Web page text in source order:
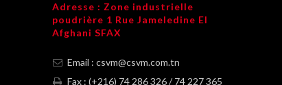
Adresse : Zone industrielle
poudrière 1 Rue Jameledine El
Afghani SFAX
Email : csvm@csvm.com.tn
Fax : (+216) 74 286 326 / 74 227 365